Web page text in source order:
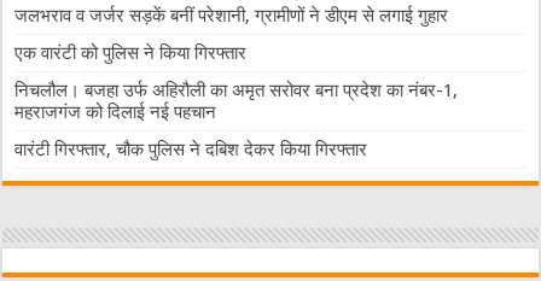
जलभराव व जर्जर सड़कें बनीं परेशानी, ग्रामीणों ने डीएम से लगाई गुहार
एक वारंटी को पुलिस ने किया गिरफ्तार
निचलौल। बजहा उर्फ अहिरौली का अमृत सरोवर बना प्रदेश का नंबर-1,
महराजगंज को दिलाई नई पहचान
वारंटी गिरफ्तार, चौक पुलिस ने दबिश देकर किया गिरफ्तार